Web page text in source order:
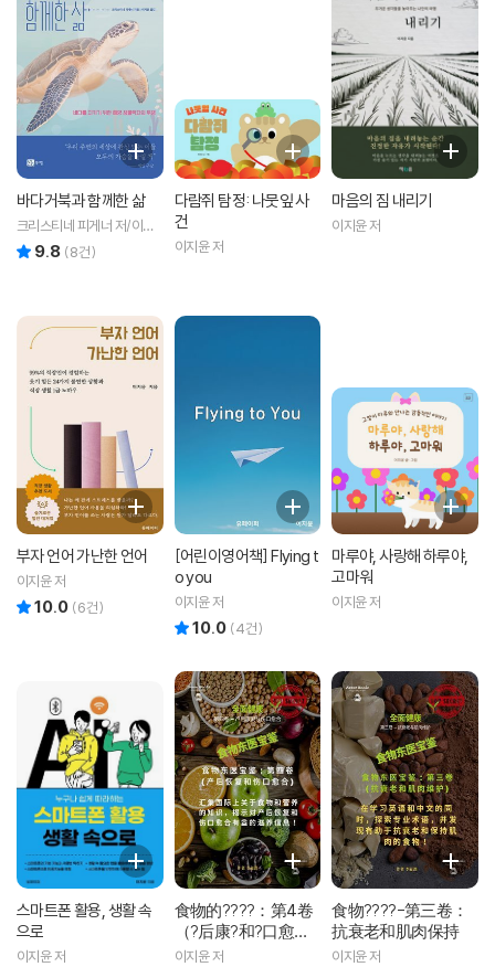
바다거북과 함께한 삶
크리스티네 피게너 저/이지
윤 역9.8 (8건)
다람쥐 탐정: 나뭇잎 사
건
이지윤 저
마음의 짐 내리기
이지윤 저
부자 언어 가난한 언어
이지윤 저
10.0 (6건)
[어린이영어책] Flying t
o you
이지윤 저
10.0 (4건)
마루야, 사랑해 하루야,
고마워
이지윤 저
스마트폰 활용, 생활 속
으로
이지윤 저
食物的????：第4卷
（?后康?和?口愈
合）
이지윤 저
食物????-第三卷：
抗衰老和肌肉保持
이지윤 저